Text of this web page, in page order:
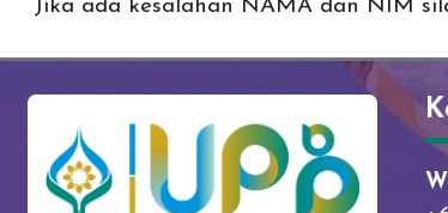
Jika ada kesalahan NAMA dan NIM